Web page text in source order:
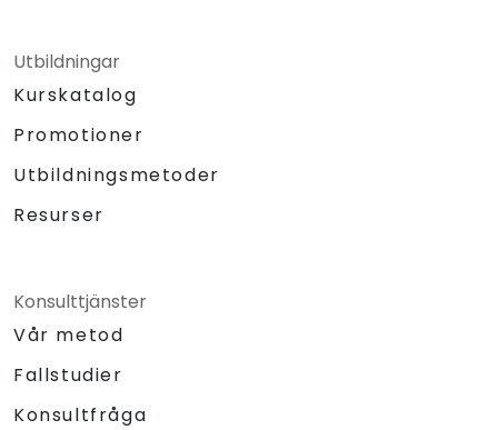
Utbildningar
Kurskatalog
Promotioner
Utbildningsmetoder
Resurser
Konsulttjänster
Vår metod
Fallstudier
Konsultfråga